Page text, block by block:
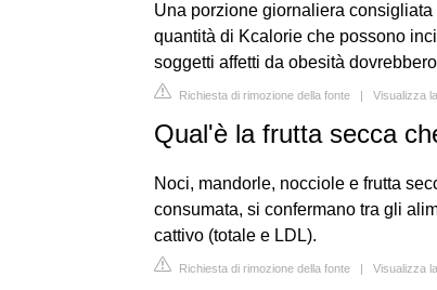
Una porzione giornaliera
quantità di Kcalorie che possono
soggetti affetti da obesità
Richiesta di rimozione della fonte | Visualizza
Qual'è la frutta secca
Noci, mandorle, nocciole e frutta
consumata, si confermano tra gli
cattivo (totale e LDL).
Richiesta di rimozione della fonte | Visualizza